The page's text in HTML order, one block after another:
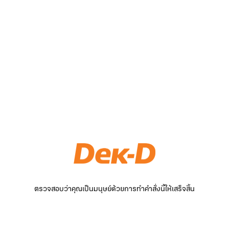
ตรวจสอบว่าคุณเป็นมนุษย์ด้วยการทำคำสั่งนี้ให้เสร็จสิ้น